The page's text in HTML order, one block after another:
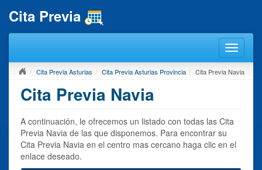
Cita Previa
Cita Previa Asturias Cita Previa Asturias Provincia Cita Previa Navia
Cita Previa Navia
A continuación, le ofrecemos un listado con todas las Cita
Previa Navia de las que disponemos. Para encontrar su
Cita Previa Navia en el centro mas cercano haga clic en el
enlace deseado.